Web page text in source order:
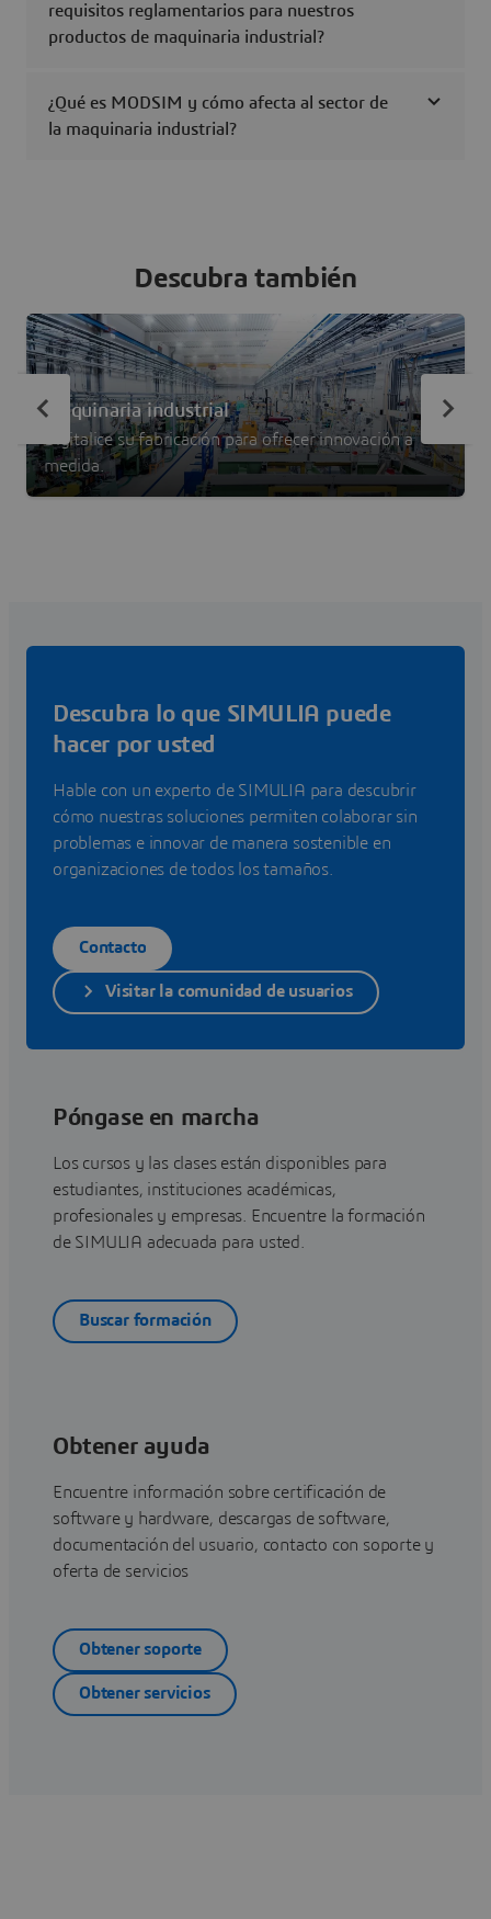
requisitos reglamentarios para nuestros
productos de maquinaria industrial?
¿Qué es MODSIM y cómo afecta al sector de
la maquinaria industrial?
Descubra también
Maquinaria industrial
Digitalice su fabricación para ofrecer innovación a
medida.
Descubra lo que SIMULIA puede
hacer por usted
Hable con un experto de SIMULIA para descubrir
cómo nuestras soluciones permiten colaborar sin
problemas e innovar de manera sostenible en
organizaciones de todos los tamaños.
Contacto
Visitar la comunidad de usuarios
Póngase en marcha
Los cursos y las clases están disponibles para
estudiantes, instituciones académicas,
profesionales y empresas. Encuentre la formación
de SIMULIA adecuada para usted.
Buscar formación
Obtener ayuda
Encuentre información sobre certificación de
software y hardware, descargas de software,
documentación del usuario, contacto con soporte y
oferta de servicios
Obtener soporte
Obtener servicios